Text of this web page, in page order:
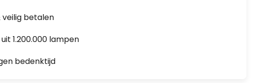
veilig betalen
uit 1.200.000 lampen
bedenktijd